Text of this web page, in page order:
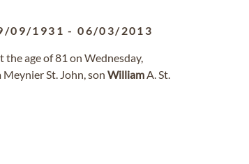
09/1931 -06/03/2013
the age of 81 on Wednesday,
St. John, son WilliamA. St.